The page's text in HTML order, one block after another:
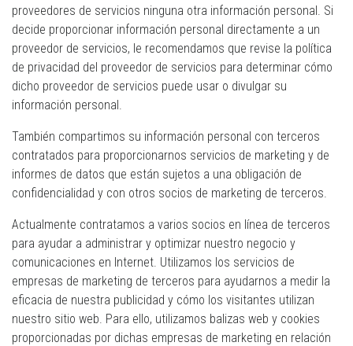
proveedores de servicios ninguna otra información personal. Si
decide proporcionar información personal directamente a un
proveedor de servicios, le recomendamos que revise la política
de privacidad del proveedor de servicios para determinar cómo
dicho proveedor de servicios puede usar o divulgar su
información personal.
También compartimos su información personal con terceros
contratados para proporcionarnos servicios de marketing y de
informes de datos que están sujetos a una obligación de
confidencialidad y con otros socios de marketing de terceros.
Actualmente contratamos a varios socios en línea de terceros
para ayudar a administrar y optimizar nuestro negocio y
comunicaciones en Internet. Utilizamos los servicios de
empresas de marketing de terceros para ayudarnos a medir la
eficacia de nuestra publicidad y cómo los visitantes utilizan
nuestro sitio web. Para ello, utilizamos balizas web y cookies
proporcionadas por dichas empresas de marketing en relación